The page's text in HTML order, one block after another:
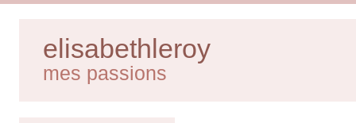
elisabethleroy
mes passions